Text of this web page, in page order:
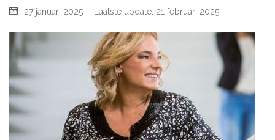
27 januari 2025 Laatste update: 21 februari 2025